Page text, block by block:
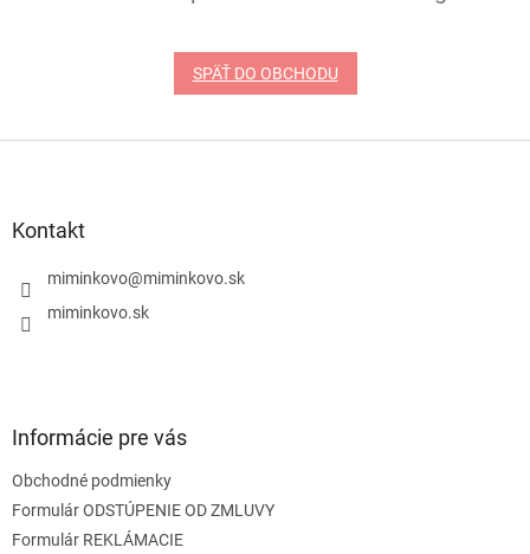
SPÄŤ DO OBCHODU
Kontakt
miminkovo@miminkovo.sk
miminkovo.sk
Informácie pre vás
Obchodné podmienky
Formulár ODSTÚPENIE OD ZMLUVY
Formulár REKLÁMACIE